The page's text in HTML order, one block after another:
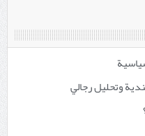
وتحليل رجالي